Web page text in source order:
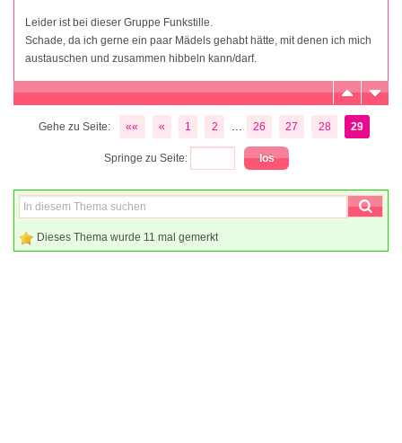
Leider ist bei dieser Gruppe Funkstille.
Schade, da ich gerne ein paar Mädels gehabt hätte, mit denen ich mich
austauschen und zusammen hibbeln kann/darf.
Gehe zu Seite: «« « 1 2 26 27 28 29
Springe zu Seite:
Dieses Thema wurde 11 mal gemerkt